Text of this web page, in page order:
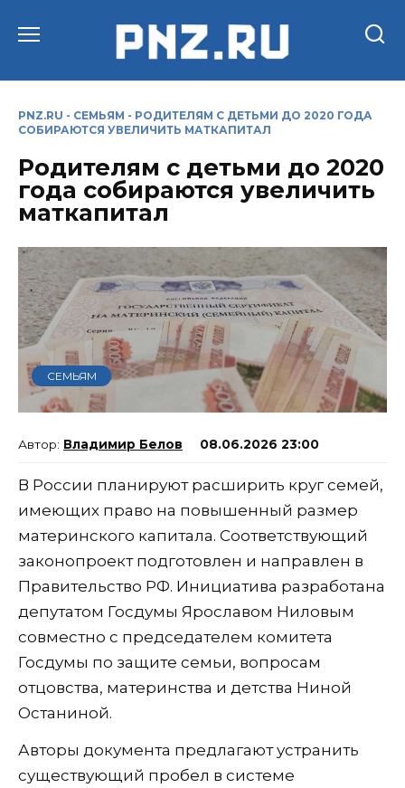
PNZ.RU - СЕМЬЯМ - РОДИТЕЛЯМ С ДЕТЬМИ ДО 2020 ГОДА
СОБИРАЮТСЯ УВЕЛИЧИТЬ МАТКАПИТАЛ
Родителям с детьми до 2020
года собираются увеличить
маткапитал
СЕМЬЯМ
Владимир Белов 08.06.2026 23:00
В России планируют расширить круг семей,
имеющих право на повышенный размер
материнского капитала. Соответствующий
законопроект подготовлен и направлен в
Правительство РФ. Инициатива разработана
депутатом Госдумы Ярославом Ниловым
совместно с председателем комитета
Госдумы по защите семьи, вопросам
отцовства, материнства и детства Ниной
Останиной.
Авторы документа предлагают устранить
существующий пробел в системе